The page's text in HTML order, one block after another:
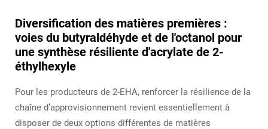
Diversification des matières premières :
voies du butyraldéhyde et de l'octanol pour
une synthèse résiliente d'acrylate de 2-
éthylhexyle
Pour les producteurs de 2-EHA, renforcer la résilience de la
chaîne d’approvisionnement revient essentiellement à
disposer de deux options différentes de matières